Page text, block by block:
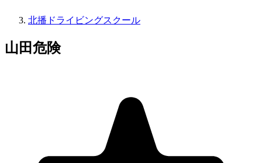
北播ドライビングスクール
山田危険